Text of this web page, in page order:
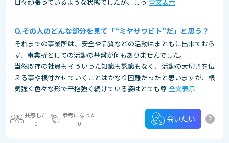
その人のどんな部分を見て「“ミヤザワビト”だ」と思う？
それまでの事業所は、安全や品質などの活動はまともに出来ておら
ず、事業所としての活動の基盤が何もありませんでした。
当然既存の社員もそういった知識も認識もなく、活動の大切さを伝
える事や根付かせていくことはかなり困難だったと思いますが、根
気強く色々な形で辛抱強く続けている姿はとても尊 全文表示
共感した
0
参考になった
0
会いたい ?